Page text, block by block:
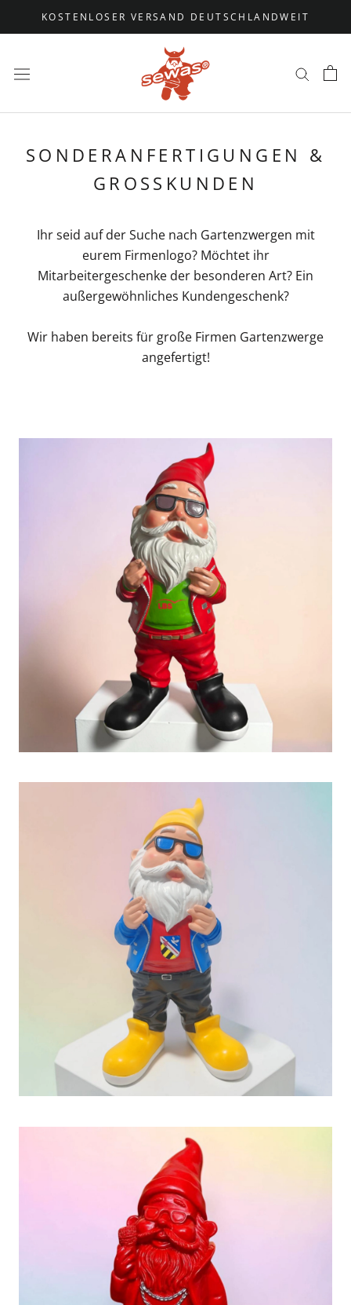
zum
KOSTENLOSER VERSAND DEUTSCHLANDWEIT
SONDERANFERTIGUNGEN &
GROSSKUNDEN
Ihr seid auf der Suche nach Gartenzwergen mit
eurem Firmenlogo? Möchtet ihr
Mitarbeitergeschenke der besonderen Art? Ein
außergewöhnliches Kundengeschenk?
Wir haben bereits für große Firmen Gartenzwerge
angefertigt!